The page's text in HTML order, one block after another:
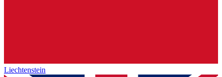
Liechtenstein